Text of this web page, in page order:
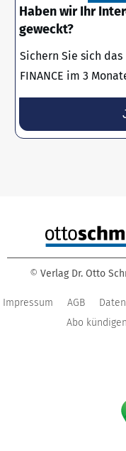
Haben wir Ihr
geweckt?
Sichern Sie sich das
FINANCE im 3
© Verlag Dr. Otto
Impressum AGB
Abo kündigen